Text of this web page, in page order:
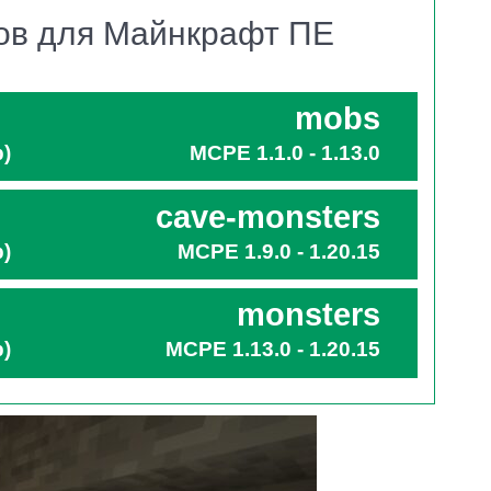
улучшенных лисиц, даже крыс.
окрестностям прыгают зелёные лягушки и
Стиву. Более того, персонажи поддаются
для Майнкрафт ПЕ
mobs
MCPE 1.1.0 - 1.13.0
cave-monsters
MCPE 1.9.0 - 1.20.15
monsters
MCPE 1.13.0 - 1.20.15